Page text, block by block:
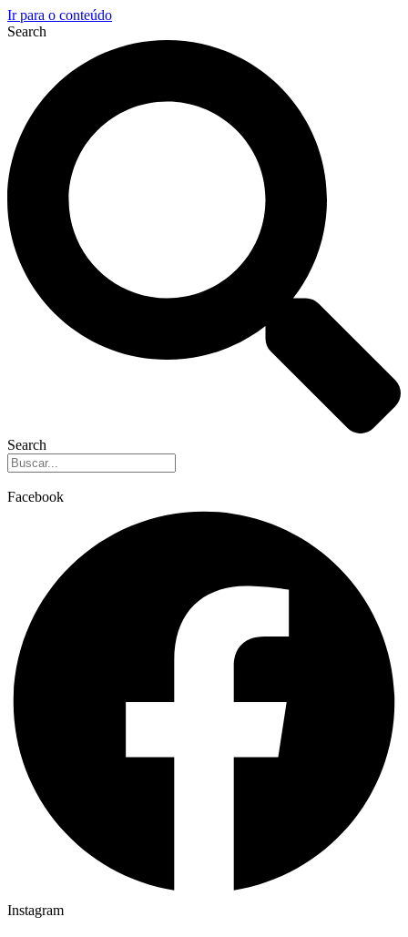
Ir para o conteúdo
Search
Search
Facebook
Instagram